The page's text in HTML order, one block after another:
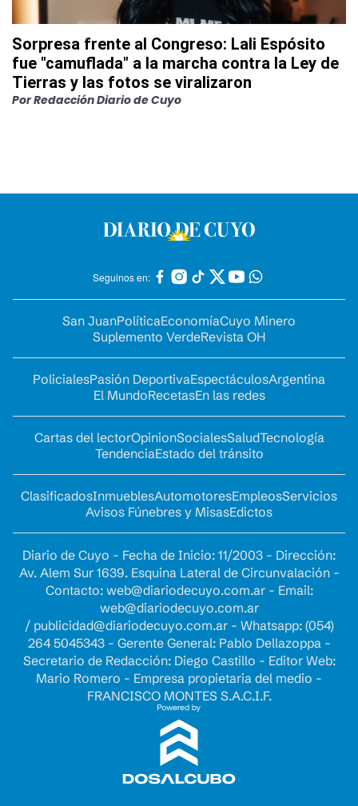
Sorpresa frente al Congreso: Lali Espósito
fue "camuflada" a la marcha contra la Ley de
Tierras y las fotos se viralizaron
PorRedacción Diario de Cuyo
Seguinos en:
San JuanPolíticaEconomíaCuyo Minero
Suplemento VerdeRevista OH
PolicialesPasión DeportivaEspectáculosArgentina
El MundoRecetasEn las redes
Cartas del lectorOpinionSocialesSaludTecnología
TendenciaEstado del tránsito
ClasificadosInmueblesAutomotoresEmpleosServicios
Avisos Fúnebres y MisasEdictos
Diario de Cuyo - Fecha de Inicio: 11/2003 - Dirección:
Av. Alem Sur 1639. Esquina Lateral de Circunvalación -
Contacto: web@diariodecuyo.com.ar- Email:
web@diariodecuyo.com.ar
/ publicidad@diariodecuyo.com.ar- Whatsapp: (054)
264 5045343 - Gerente General: Pablo Dellazoppa -
Secretario de Redacción: Diego Castillo - Editor Web:
Mario Romero - Empresa propietaria del medio -
FRANCISCO MONTES S.A.C.I.F.